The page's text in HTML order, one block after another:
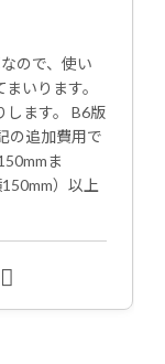
ので、使い
いります。
します。 B6版
の追加費用で
ま
）以上